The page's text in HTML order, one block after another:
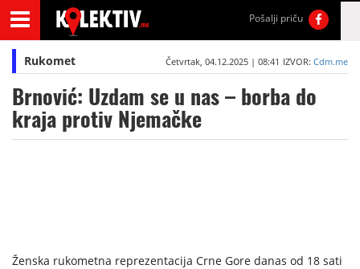
Pošalji priču
Rukomet Četvrtak, 04.12.2025 | 08:41 IZVOR: Cdm.me
Brnović: Uzdam se u nas – borba do
kraja protiv Njemačke
Ženska rukometna reprezentacija Crne Gore danas od 18 sati